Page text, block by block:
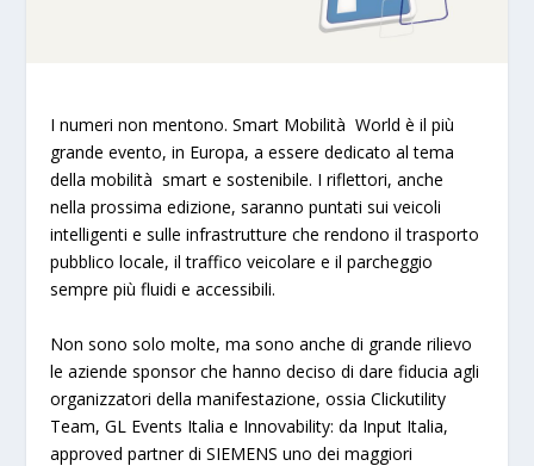
I numeri non mentono. Smart Mobilità World è il più
grande evento, in Europa, a essere dedicato al tema
dellamobilità smart e sostenibile. I riflettori, anche
nella prossima edizione, saranno puntati suiveicoli
intelligenti e sulle infrastrutture che rendono iltrasporto
pubblico locale, il traffico veicolare e il parcheggio
sempre più fluidi e accessibili.
Non sono solomolte, ma sono anche di grande rilievo
le aziende sponsor che hanno deciso di dare fiducia agli
organizzatori della manifestazione, ossiaClickutility
Team, GL Events Italia e Innovability: da Input Italia,
approved partner diSIEMENS uno dei maggiori